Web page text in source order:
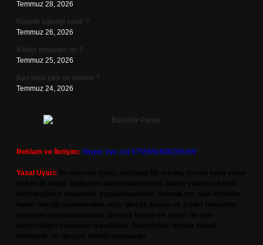
Temmuz 28, 2026
Kozmik topoloji nedir ?
Temmuz 26, 2026
Kalker dayanıklı mı ?
Temmuz 25, 2026
Kart limiti eksi ne demek ?
Temmuz 24, 2026
Reklam ve İletişim: Skype: live:.cid.575569c608265c69
Yasal Uyarı: